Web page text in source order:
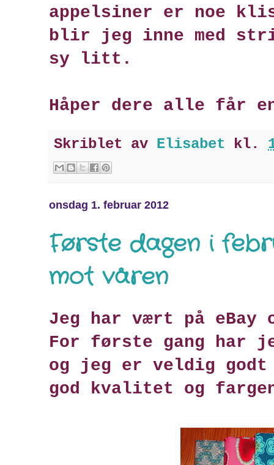
appelsiner er noe
blir jeg inne med
sy litt.
Håper dere alle får
Skriblet av Elisabet kl.
onsdag 1. februar 2012
Første dagen i
mot våren
Jeg har vært på
For første gang har
og jeg er veldig
god kvalitet og